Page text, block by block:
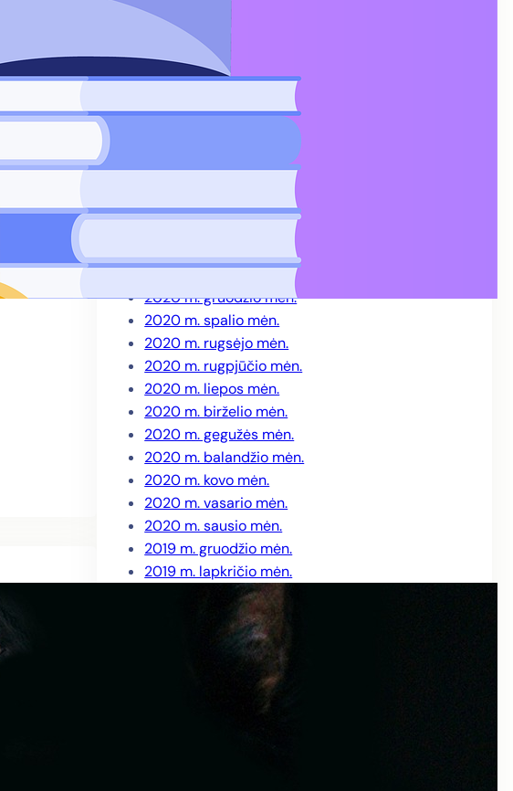
2021 m. gruodžio mėn.
2021 m. lapkričio mėn.
2021 m. spalio mėn.
2021 m. rugpjūčio mėn.
2021 m. balandžio mėn.
2020 m. gruodžio mėn.
2020 m. spalio mėn.
2020 m. rugsėjo mėn.
2020 m. rugpjūčio mėn.
2020 m. liepos mėn.
2020 m. birželio mėn.
2020 m. gegužės mėn.
2020 m. balandžio mėn.
2020 m. kovo mėn.
2020 m. vasario mėn.
2020 m. sausio mėn.
2019 m. gruodžio mėn.
2019 m. lapkričio mėn.
2019 m. spalio mėn.
2019 m. rugsėjo mėn.
2019 m. rugpjūčio mėn.
2019 m. liepos mėn.
2019 m. birželio mėn.
2019 m. gegužės mėn.